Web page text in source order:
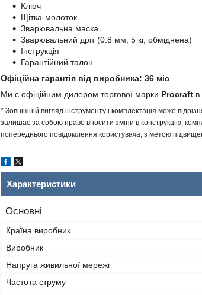
Ключ
Щітка-молоток
Зварювальна маска
Зварювальний дріт (0.8 мм, 5 кг, обміднена)
Інструкція
Гарантійний талон
Офіційна гарантія від виробника: 36 міс
Ми є офіційним дилером торгової марки Procraft в
* Зовнішній вигляд інструменту і комплектація може
залишає за собою право вносити зміни в конструкцію,
попереднього повідомлення користувача, з метою
Характеристики
Основні
Країна виробник
Виробник
Напруга живильної мережі
Частота струму